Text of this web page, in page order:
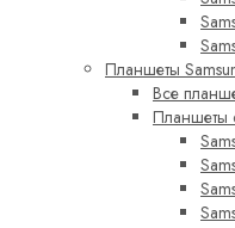
Планшеты
Все
Планшеты